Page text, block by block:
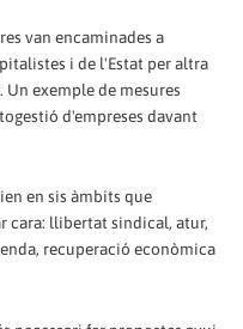
van encaminades a
i de l'Estat per altra
exemple de mesures
d'empreses davant
en sis àmbits que
cara: llibertat sindical, atur,
recuperació econòmica